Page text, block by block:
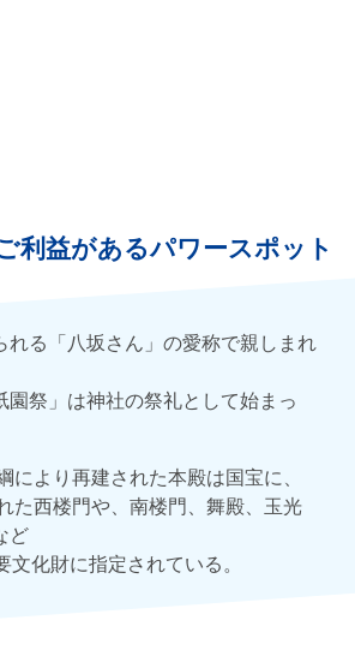
利益があるパワースポット
れる「八坂さん」の愛称で親しまれ
園祭」は神社の祭礼として始まっ
により再建された本殿は国宝に、
た西楼門や、南楼門、舞殿、玉光
ど
化財に指定されている。